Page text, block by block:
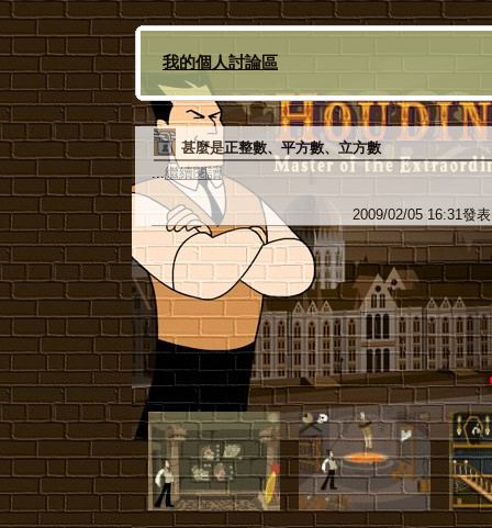
我的個人討論區
甚麼是正整數、平方數、立方數
...繼續閱讀
2009/02/05 16:31發